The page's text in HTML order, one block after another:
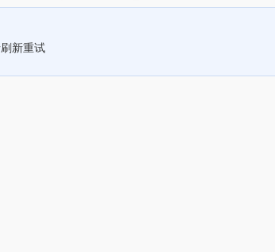
新重试